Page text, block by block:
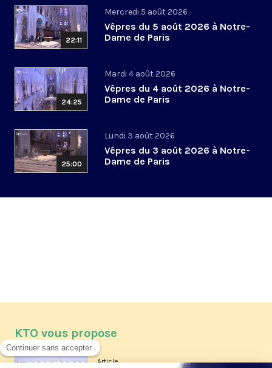
22:11
Mercredi 5 août 2026
Vêpres du 5 août 2026 à Notre-
Dame de Paris
24:25
Mardi 4 août 2026
Vêpres du 4 août 2026 à Notre-
Dame de Paris
25:00
Lundi 3 août 2026
Vêpres du 3 août 2026 à Notre-
Dame de Paris
KTO vous propose
Article